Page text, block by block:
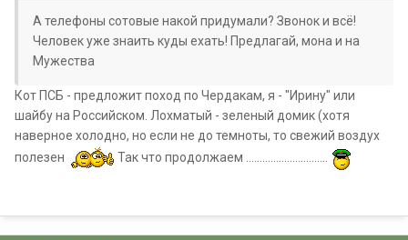
А телефоны сотовые накой придумали? Звонок и всё!
Человек уже знаить куды ехать! Предлагай, мона и на
Мужества
Кот ПСБ - предложит поход по Чердакам, я - "Ирину" или
шайбу на Российском. Лохматый - зеленый домик (хотя
наверное холодно, но если не до темноты, то свежий воздух
полезен
Так что продолжаем ..............................